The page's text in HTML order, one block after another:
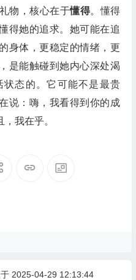
物，核心在于懂得。懂得
得她的追求。她可能在追
身体，更稳定的情绪，更
是能触碰到她内心深处渴
态的。它可能不是最贵
说：嗨，我看得到你的成
我在乎。
2025-04-29 12:13:44